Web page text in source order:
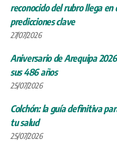
reconocido del rubro llega en
predicciones clave
27/07/2026
Aniversario de Arequipa
sus 486 años
25/07/2026
Colchón: la guía definitiva
tu salud
25/07/2026